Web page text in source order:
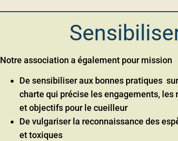
Notre association a également pour mission
De sensibiliser aux bonnes pratiques
charte qui précise les engagements, les
et objectifs pour le cueilleur
De vulgariser la reconnaissance des
et toxiques